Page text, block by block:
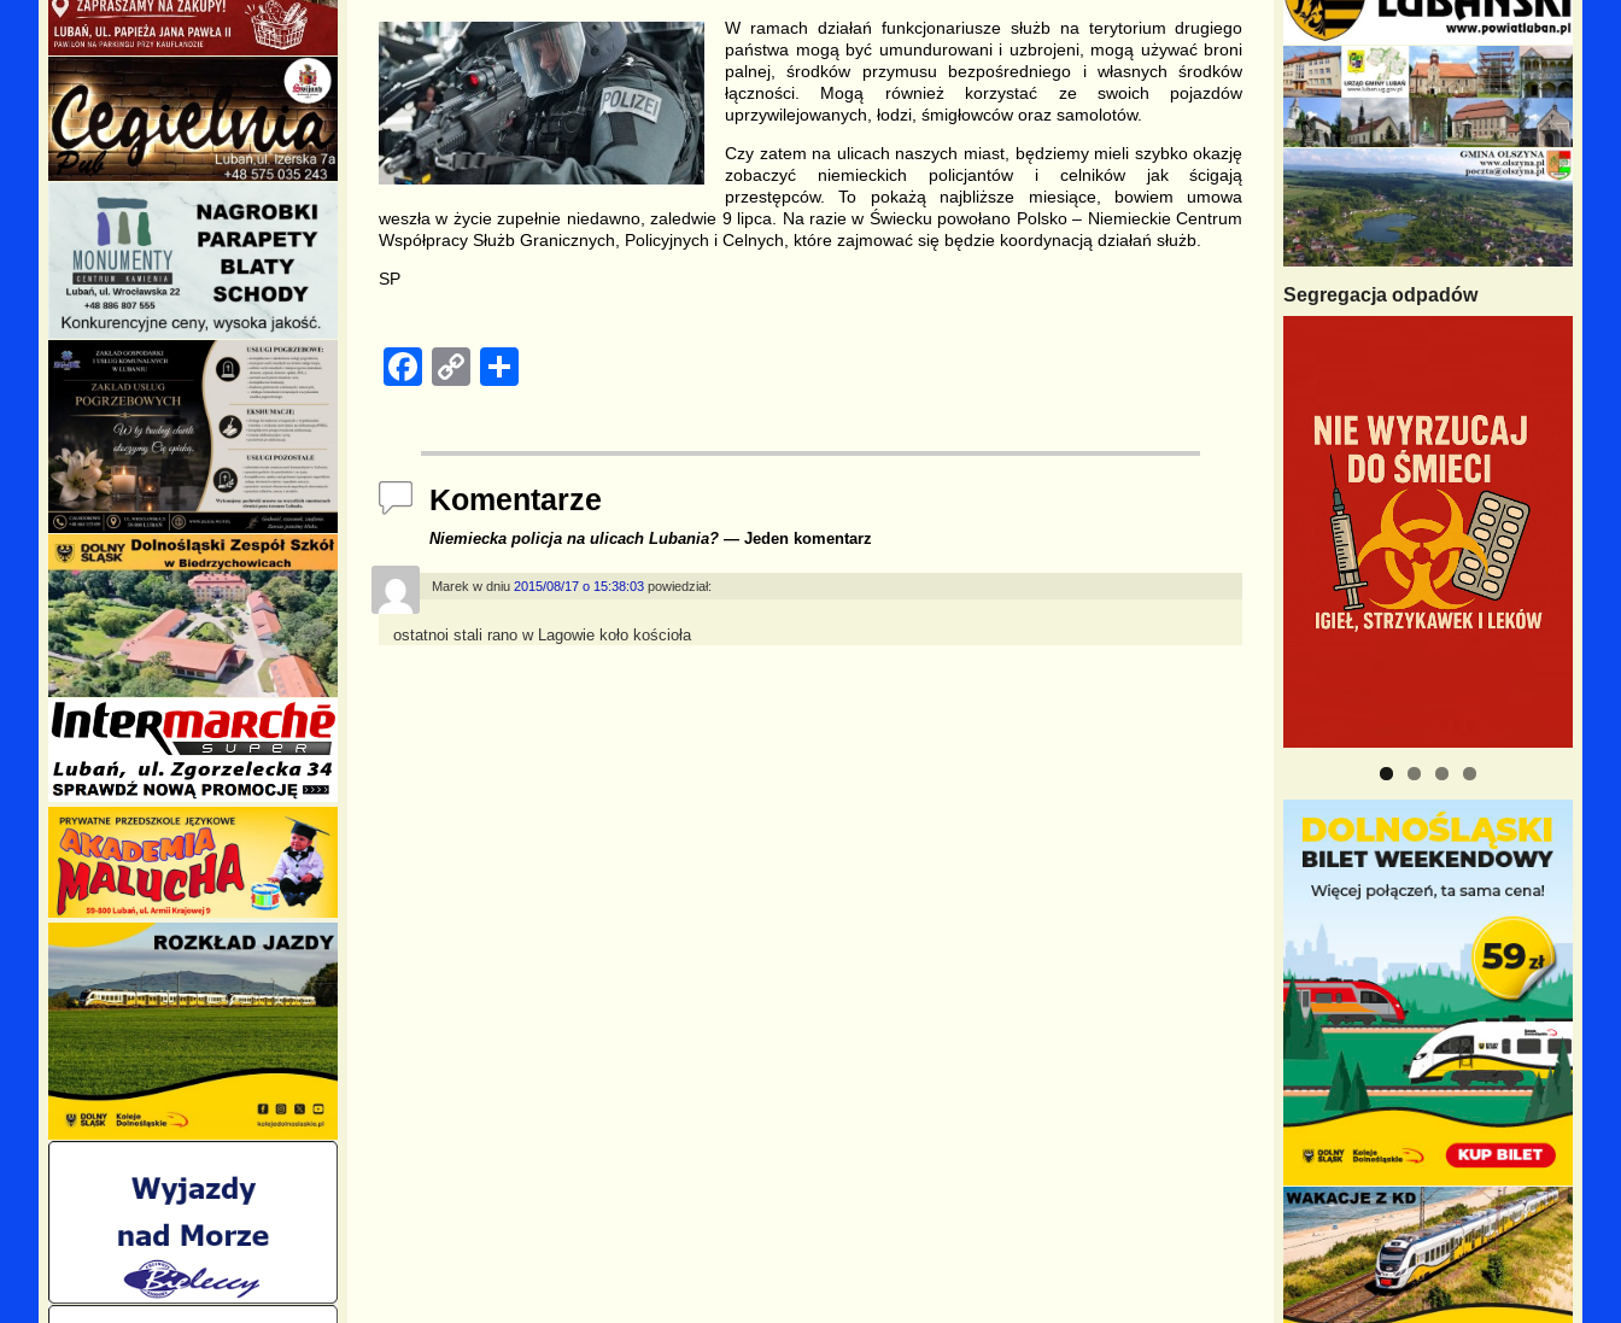
W ramach działań funkcjonariusze służb na terytorium drugiego
państwa mogą być umundurowani i uzbrojeni, mogą używać broni
palnej, środków przymusu bezpośredniego i własnych środków
łączności. Mogą również korzystać ze swoich pojazdów
uprzywilejowanych, łodzi, śmigłowców oraz samolotów.
Czy zatem na ulicach naszych miast, będziemy mieli szybko okazję
zobaczyć niemieckich policjantów i celników jak ścigają
przestępców. To pokażą najbliższe miesiące, bowiem umowa
weszła w życie zupełnie niedawno, zaledwie 9 lipca. Na razie w Świecku powołano Polsko – Niemieckie Centrum
Współpracy Służb Granicznych, Policyjnych i Celnych, które zajmować się będzie koordynacją działań służb.
SP
F
c
e
b
o
k
C
p
y
Li
k
ar
e
Komentarze
Niemiecka policja na ulicach Lubania?— Jeden komentarz
Marekw dniu 2015/08/17 o 15:38:03 powiedział:
ostatnoi stali rano w Lagowie koło kościoła
Segregacja odpadów